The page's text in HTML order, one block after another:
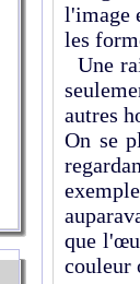
l'image
les
Une
autres
On se
que
couleur